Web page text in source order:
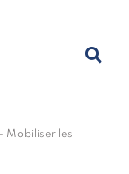
- Mobiliser les